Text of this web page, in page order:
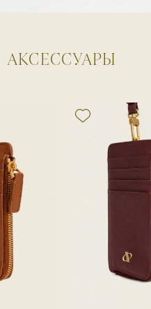
АКСЕССУАРЫ